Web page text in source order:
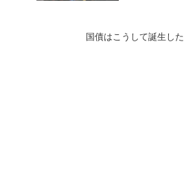
国債はこうして誕生した